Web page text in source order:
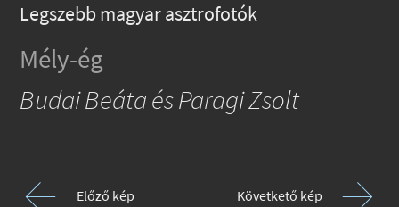
Legszebb magyar asztrofotók
Mély-ég
Budai Beáta és Paragi Zsolt
Előző kép Követkető kép